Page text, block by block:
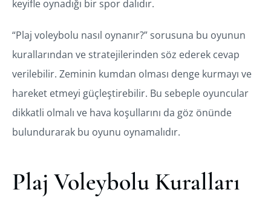
keyifle oynadığı bir spor dalıdır.
“Plaj voleybolu nasıl oynanır?” sorusuna bu oyunun
kurallarından ve stratejilerinden söz ederek cevap
verilebilir. Zeminin kumdan olması denge kurmayı ve
hareket etmeyi güçleştirebilir. Bu sebeple oyuncular
dikkatli olmalı ve hava koşullarını da göz önünde
bulundurarak bu oyunu oynamalıdır.
Plaj Voleybolu Kuralları